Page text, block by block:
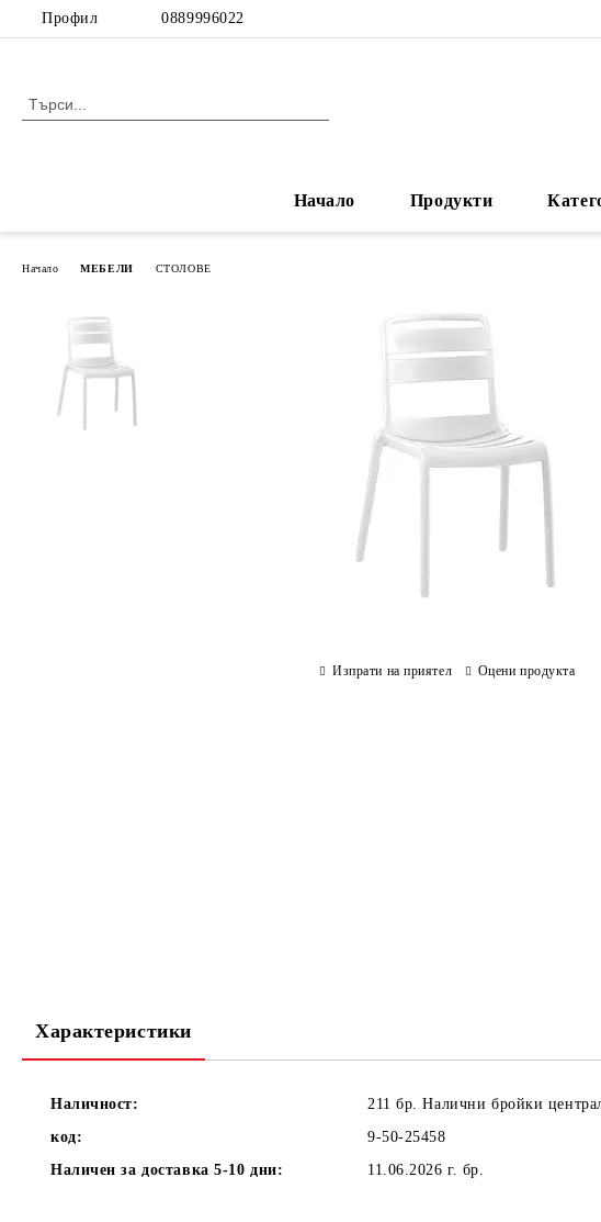
Профил 0889996022
Начало Продукти
Начало МЕБЕЛИ СТОЛОВЕ
Изпрати на приятел Оцени продукта
Характеристики
Наличност:
211 бр. Налични бройки
код:
9-50-25458
Наличен за доставка 5-10 дни:
11.06.2026 г. бр.